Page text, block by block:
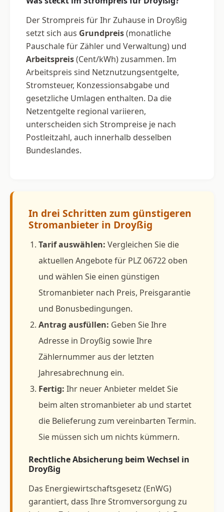
Der Strompreis für Ihr Zuhause in Droyßig
setzt sich aus Grundpreis(monatliche
Pauschale für Zähler und Verwaltung) und
Arbeitspreis(Cent/kWh) zusammen. Im
Arbeitspreis sind Netznutzungsentgelte,
Stromsteuer, Konzessionsabgabe und
gesetzliche Umlagen enthalten. Da die
Netzentgelte regional variieren,
unterscheiden sich Strompreise je nach
Postleitzahl, auch innerhalb desselben
Bundeslandes.
In drei Schritten zum günstigeren
Stromanbieter in Droyßig
Tarif auswählen: Vergleichen Sie die
aktuellen Angebote für PLZ 06722 oben
und wählen Sie einen günstigen
Stromanbieter nach Preis, Preisgarantie
und Bonusbedingungen.
Antrag ausfüllen: Geben Sie Ihre
Adresse in Droyßig sowie Ihre
Zählernummer aus der letzten
Jahresabrechnung ein.
Fertig: Ihr neuer Anbieter meldet Sie
beim alten stromanbieter ab und startet
die Belieferung zum vereinbarten Termin.
Sie müssen sich um nichts kümmern.
Rechtliche Absicherung beim Wechsel in
Droyßig
Das Energiewirtschaftsgesetz (EnWG)
garantiert, dass Ihre Stromversorgung zu